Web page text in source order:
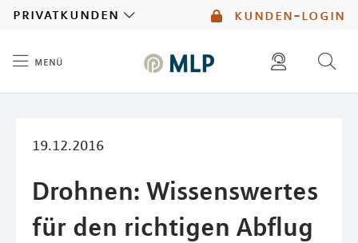
kunden-login
privatkunden
menü
19.12.2016
Drohnen: Wissenswertes
für den richtigen Abflug